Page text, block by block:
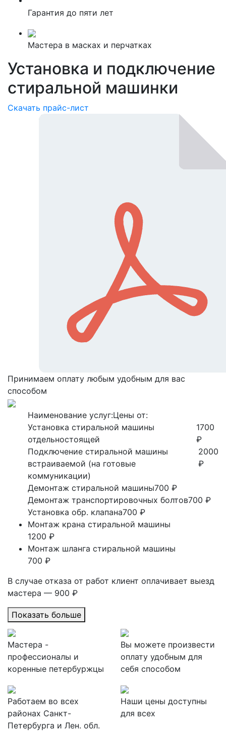
Гарантия до пяти лет
Мастера в масках и перчатках
Установка и подключение
стиральной машинки
Скачать прайс-лист
Принимаем оплату любым удобным для вас
способом
Наименование услуг:Цены от:
Установка стиральной машины
отдельностоящей
1700
₽
Подключение стиральной машины
встраиваемой (на готовые
коммуникации)
2000
₽
Демонтаж стиральной машины700 ₽
Демонтаж транспортировочных болтов700 ₽
Установка обр. клапана700 ₽
Монтаж крана стиральной машины
1200 ₽
Монтаж шланга стиральной машины
700 ₽
В случае отказа от работ клиент оплачивает выезд
мастера — 900 ₽
Показать больше
Мастера -
профессионалы и
коренные петербуржцы
Вы можете произвести
оплату удобным для
себя способом
Работаем во всех
районах Санкт-
Петербурга и Лен. обл.
Наши цены доступны
для всех